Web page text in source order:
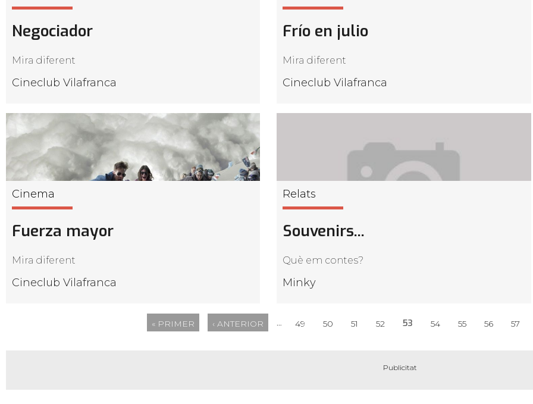
Frío en julio
Mira diferent
Cineclub Vilafranca
Negociador
Mira diferent
Cineclub Vilafranca
Relats
Souvenirs...
Què em contes?
Minky
Cinema
Fuerza mayor
Mira diferent
Cineclub Vilafranca
« PRIMER ‹ ANTERIOR 49 50 51 52 53 54 55 56 57